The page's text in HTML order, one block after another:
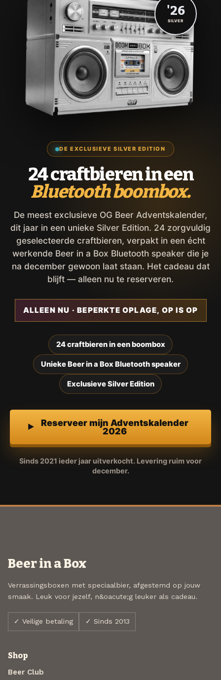
DE EXCLUSIEVE SILVER EDITION
24 craftbieren in een
Bluetooth boombox.
De meest exclusieve OG Beer Adventskalender,
dit jaar in een unieke Silver Edition. 24 zorgvuldig
geselecteerde craftbieren, verpakt in een écht
werkende Beer in a Box Bluetooth speaker die je
na december gewoon laat staan. Het cadeau dat
blijft — alleen nu te reserveren.
ALLEEN NU · BEPERKTE OPLAGE, OP IS OP
24 craftbieren in een boombox
Unieke Beer in a Box Bluetooth speaker
Exclusieve Silver Edition
Reserveer mijn Adventskalender
2026
Sinds 2021 ieder jaar uitverkocht. Levering ruim voor
december.
'26
SILVER
Beer in a Box
Verrassingsboxen met speciaalbier, afgestemd op jouw
smaak. Leuk voor jezelf, n&oacute;g leuker als cadeau.
✓ Veilige betaling ✓ Sinds 2013
Shop
Beer Club